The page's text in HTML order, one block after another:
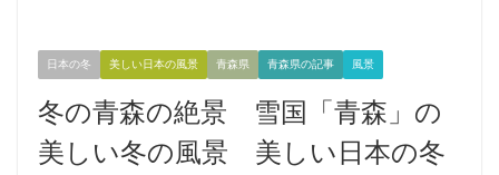
日本の冬 美しい日本の風景 青森県 青森県の記事 風景
冬の青森の絶景 雪国「青森」の
美しい冬の風景 美しい日本の冬